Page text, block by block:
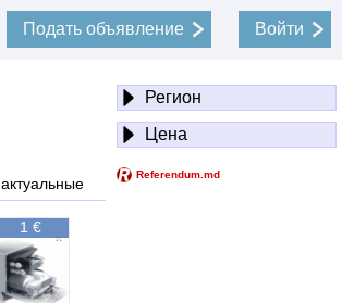
Подать объявление Войти
Регион
Цена
актуальные
1 €